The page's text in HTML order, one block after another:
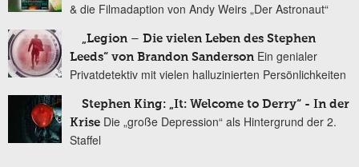
& die Filmadaption von Andy Weirs „Der Astronaut“
„Legion – Die vielen Leben des Stephen
Leeds“ von Brandon Sanderson Ein genialer
Privatdetektiv mit vielen halluzinierten Persönlichkeiten
Stephen King: „It: Welcome to Derry“ - In der
Krise Die „große Depression“ als Hintergrund der 2.
Staffel